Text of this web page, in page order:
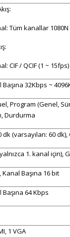
Tüm kanallar 1080N
CIF / QCIF (1 ~ 15fps)
Başına 32Kbps ~
Program (Genel,
Durdurma
dk (varsayılan: 60 dk),
1. kanal için),
Kanal Başına 16 bit
Başına 64 Kbps
1 VGA